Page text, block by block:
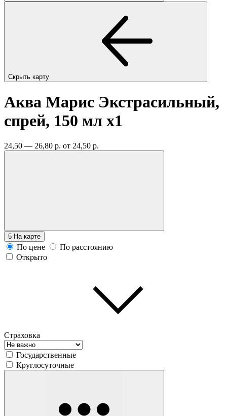
Скрыть карту
Аква Марис Экстрасильный,
спрей, 150 мл x1
24,50 — 26,80 р. от 24,50 р.
5 На карте
По цене
По расстоянию
Открыто
Страховка
Государственные
Круглосуточные